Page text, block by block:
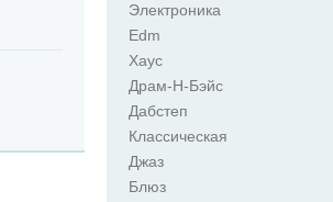
Электроника
Edm
Хаус
Драм-Н-Бэйс
Дабстеп
Классическая
Джаз
Блюз